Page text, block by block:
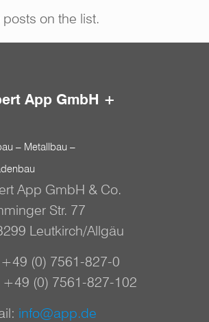
on the list.
App GmbH +
– Metallbau –
App GmbH & Co.
Str. 77
Leutkirch/Allgäu
+49 (0) 7561-827-0
+49 (0) 7561-827-102
info@app.de